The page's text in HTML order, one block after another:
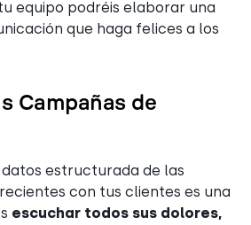
equipo podréis elaborar una
que haga felices a los
Campañas de
datos estructurada de las
con tus clientes es una
escuchar todos sus dolores,